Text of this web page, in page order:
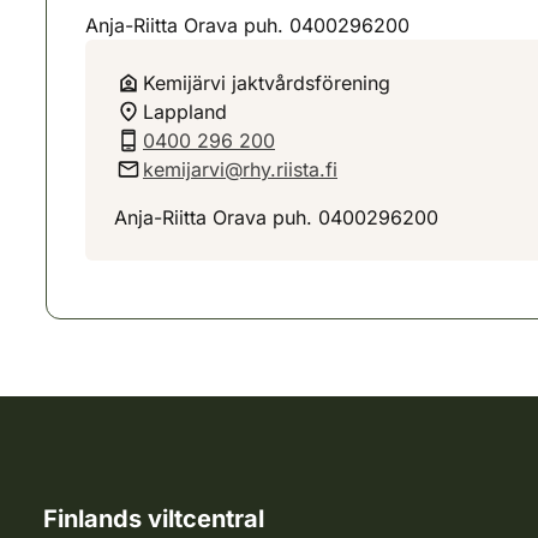
Anja-Riitta Orava puh. 0400296200
Kemijärvi jaktvårdsförening
Lappland
0400 296 200
kemijarvi@rhy.riista.fi
Anja-Riitta Orava puh. 0400296200
Finlands viltcentral